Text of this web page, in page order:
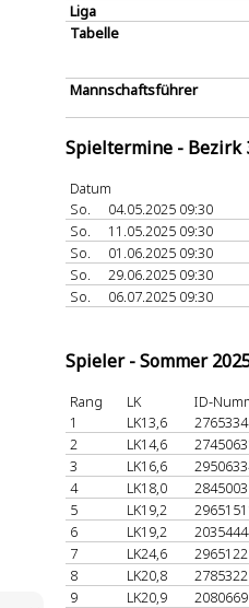
Liga
Tabelle
Mannschaftsführer
Spieltermine - Bezirk
Datum
So.
04.05.2025 09:30
So.
11.05.2025 09:30
So.
01.06.2025 09:30
So.
29.06.2025 09:30
So.
06.07.2025 09:30
Spieler - Sommer
Rang LK
ID-
1
LK13,6
2
LK14,6
3
LK16,6
4
LK18,0
5
LK19,2
6
LK19,2
7
LK24,6
8
LK20,8
9
LK20,9